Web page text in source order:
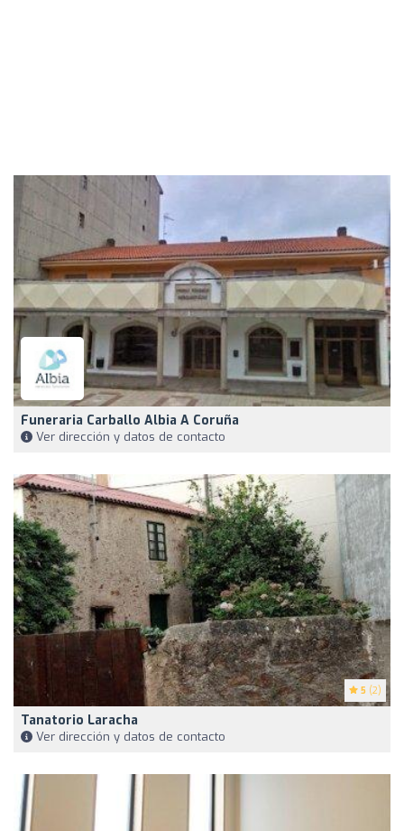
Funeraria Carballo Albia A Coruña
Ver dirección y datos de contacto
5 (2)
Tanatorio Laracha
Ver dirección y datos de contacto